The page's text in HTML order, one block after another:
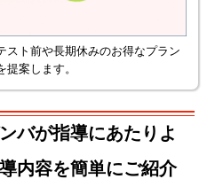
スト前や長期休みのお得なプラン
案します。
バが指導にあたりよ
内容を簡単にご紹介